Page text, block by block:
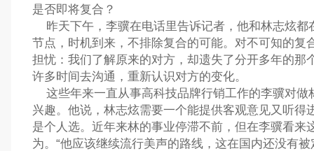
是否即将复合？
昨天下午，李骥在电话里告诉记者，他和林志炫都
节点，时机到来，不排除复合的可能。对不可知的复
担忧：我们了解原来的对方，却遗失了分开多年的那
许多时间去沟通，重新认识对方的变化。
这些年来一直从事高科技品牌行销工作的李骥对做
兴趣。他说，林志炫需要一个能提供客观意见又听得
是个人选。近年来林的事业停滞不前，但在李骥看来
为。“他应该继续流行美声的路线，这在国内还没有